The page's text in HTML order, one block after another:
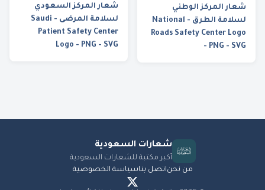
شعار المركز الوطني
لسلامة الطرق - National
Roads Safety Center Logo
- PNG - SVG
شعار المركز السعودي
لسلامة المرضى - Saudi
Patient Safety Center
Logo - PNG - SVG
شعارات السعودية
أكبر مكتبة للشعارات السعودية
من نحناتصل بناسياسة الخصوصية